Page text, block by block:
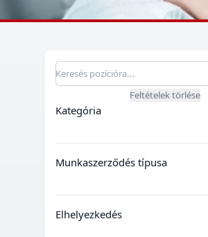
Pozíció keresés
Feltételek törlése
Kategória
Munkaszerződés típusa
Elhelyezkedés